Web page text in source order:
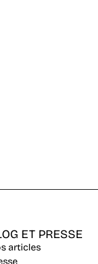
ET PRESSE
articles